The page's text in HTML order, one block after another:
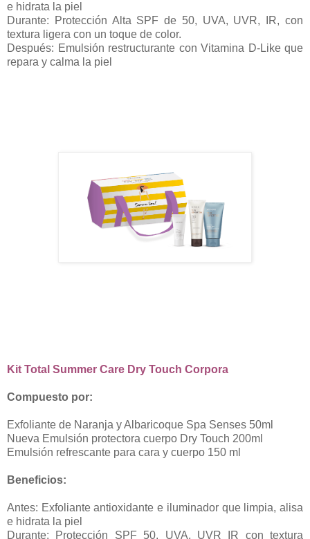
e hidrata la piel
Durante: Protección Alta SPF de 50, UVA, UVR, IR, con
textura ligera con un toque de color.
Después: Emulsión restructurante con Vitamina D-Like que
repara y calma la piel
Kit Total Summer Care Dry Touch Corpora
Compuesto por:
Exfoliante de Naranja y Albaricoque Spa Senses 50ml
Nueva Emulsión protectora cuerpo Dry Touch 200ml
Emulsión refrescante para cara y cuerpo 150 ml
Beneficios:
Antes: Exfoliante antioxidante e iluminador que limpia, alisa
e hidrata la piel
Durante: Protección SPF 50, UVA, UVR IR con textura